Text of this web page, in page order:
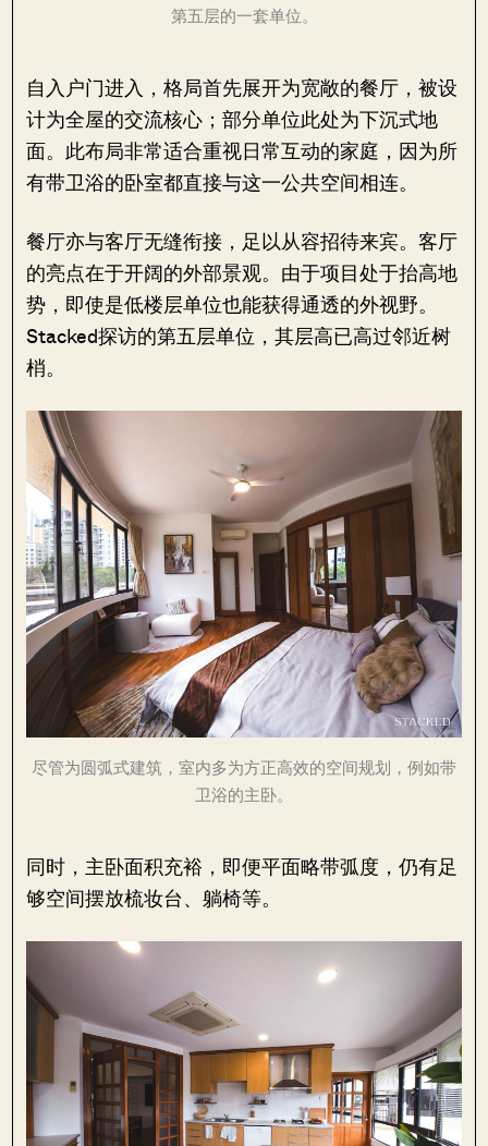
第五层的一套单位。
自入户门进入，格局首先展开为宽敞的餐厅，被设
计为全屋的交流核心；部分单位此处为下沉式地
面。此布局非常适合重视日常互动的家庭，因为所
有带卫浴的卧室都直接与这一公共空间相连。
餐厅亦与客厅无缝衔接，足以从容招待来宾。客厅
的亮点在于开阔的外部景观。由于项目处于抬高地
势，即使是低楼层单位也能获得通透的外视野。
Stacked探访的第五层单位，其层高已高过邻近树
梢。
尽管为圆弧式建筑，室内多为方正高效的空间规划，例如带
卫浴的主卧。
同时，主卧面积充裕，即便平面略带弧度，仍有足
够空间摆放梳妆台、躺椅等。